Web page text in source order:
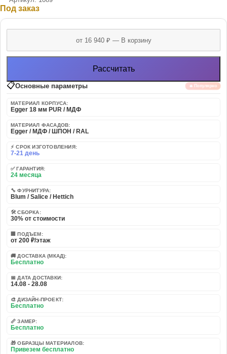
Под заказ
Рассчитать
📋Основные параметры 🔥 Популярно
МАТЕРИАЛ КОРПУСА:
Egger 18 мм PUR / МДФ
МАТЕРИАЛ ФАСАДОВ:
Egger / МДФ / ШПОН / RAL
⚡ СРОК ИЗГОТОВЛЕНИЯ:
7-21 день
✅ ГАРАНТИЯ:
24 месяца
🔧 ФУРНИТУРА:
Blum / Salice / Hettich
🛠️ СБОРКА:
30% от стоимости
🏢 ПОДЪЕМ:
от 200 ₽/этаж
🚚 ДОСТАВКА (МКАД):
Бесплатно
📅 ДАТА ДОСТАВКИ:
14.08 - 28.08
🎨 ДИЗАЙН-ПРОЕКТ:
Бесплатно
📏 ЗАМЕР:
Бесплатно
🎁 ОБРАЗЦЫ МАТЕРИАЛОВ:
Привезем бесплатно